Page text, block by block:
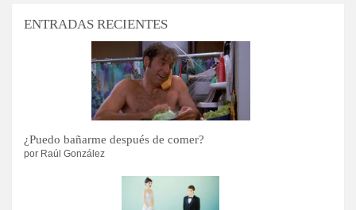
ENTRADAS RECIENTES
¿Puedo bañarme después de comer?
por Raúl González